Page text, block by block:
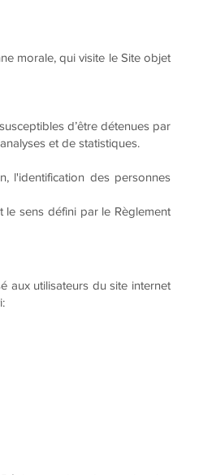
morale, qui visite le Site objet
d’être détenues par
et de statistiques.
l'identification des personnes
le sens défini par le Règlement
aux utilisateurs du site internet